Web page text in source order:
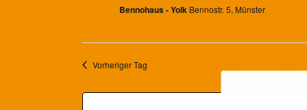
Bennohaus - Yolk Bennostr. 5, Münster
Vorheriger Tag